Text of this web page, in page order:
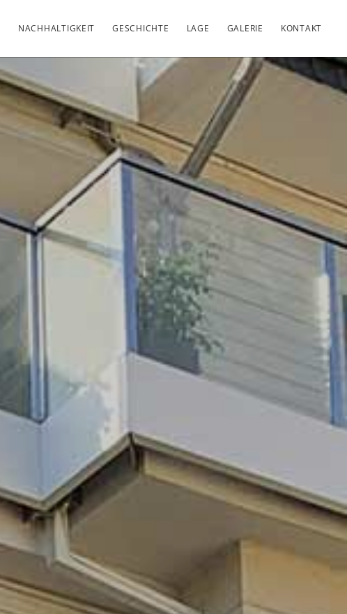
NACHHALTIGKEIT GESCHICHTE LAGE GALERIE KONTAKT